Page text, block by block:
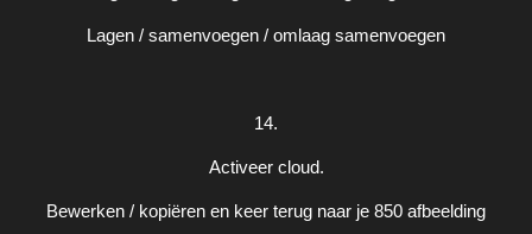
Lagen / samenvoegen / omlaag samenvoegen
14.
Activeer cloud.
Bewerken / kopiëren en keer terug naar je 850 afbeelding